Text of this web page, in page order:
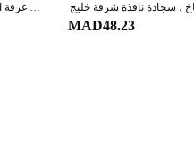
حصيرة كرسي متدحرجة للمكتب مانعة للانزلاق ، سجادة كرسي دوار ، ألعاب الكمبيوتر ، غرفة النوم ، غرفة المعيشة ، 120 × 160 سم
MAD48.23